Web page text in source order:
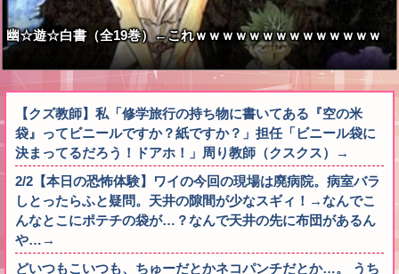
幽☆遊☆白書（全19巻）←これｗｗｗｗｗｗｗｗｗｗｗｗｗｗ
【クズ教師】私「修学旅行の持ち物に書いてある『空の米
袋』ってビニールですか？紙ですか？」担任「ビニール袋に
決まってるだろう！ドアホ！」周り教師（クスクス）→
2/2【本日の恐怖体験】ワイの今回の現場は廃病院。病室バラ
しとったらふと疑問。天井の隙間が少なスギィ！→なんでこ
んなとこにポテチの袋が…？なんで天井の先に布団があるん
や…→
どいつもこいつも、ちゅーだとかネコパンチだとか…。 うち